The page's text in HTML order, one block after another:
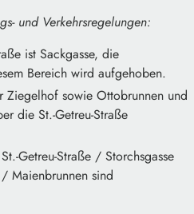
und Verkehrsregelungen:
ist Sackgasse, die
Bereich wird aufgehoben.
Ziegelhof sowie Ottobrunnen und
die St.-Getreu-Straße
Getreu-Straße / Storchsgasse
Maienbrunnen sind